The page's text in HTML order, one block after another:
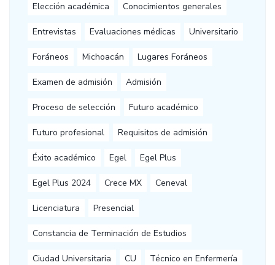
Elección académica Conocimientos generales
Entrevistas Evaluaciones médicas Universitario
Foráneos Michoacán Lugares Foráneos
Examen de admisión Admisión
Proceso de selección Futuro académico
Futuro profesional Requisitos de admisión
Éxito académico Egel Egel Plus
Egel Plus 2024 Crece MX Ceneval
Licenciatura Presencial
Constancia de Terminación de Estudios
Ciudad Universitaria CU Técnico en Enfermería